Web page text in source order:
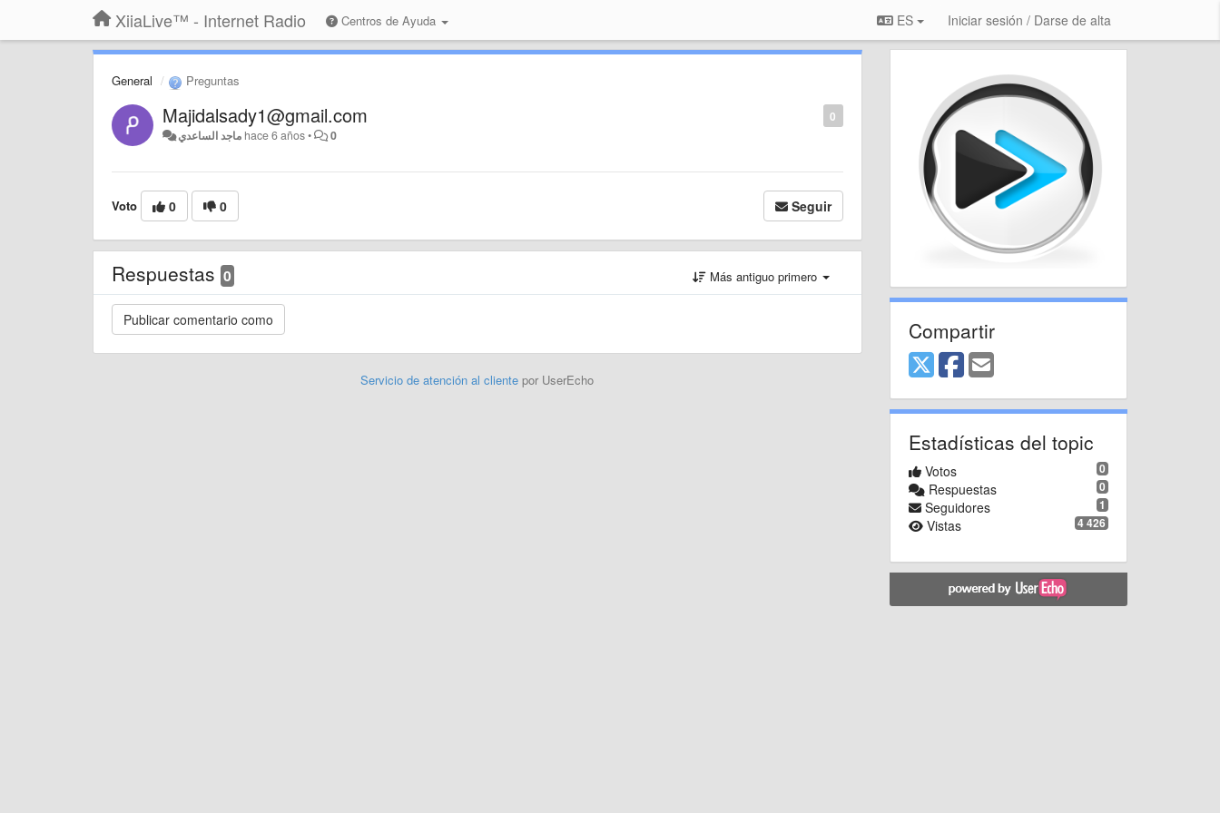
XiiaLive™ - Internet Radio Centros de Ayuda ES Iniciar sesión / Darse de alta
General Preguntas
0
Majidalsady1@gmail.com
ماجد الساعدي hace 6 años• 0
Voto 0 0 Seguir
Respuestas 0 Más antiguo primero
Servicio de atención al clientepor UserEcho
Compartir
Estadísticas del topic
0
Votos
0
Respuestas
1
Seguidores
4 426
Vistas